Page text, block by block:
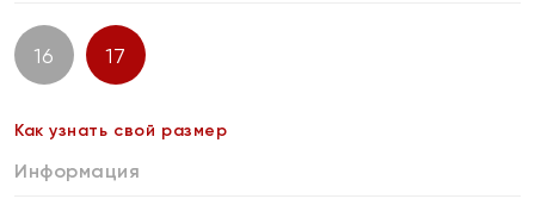
16 17
Как узнать свой размер
Информация